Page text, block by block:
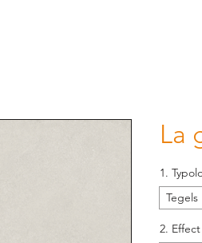
La
1.
Tegels
2. Effect